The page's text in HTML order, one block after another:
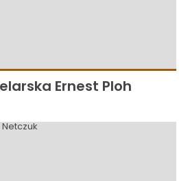
Ernest Ploh